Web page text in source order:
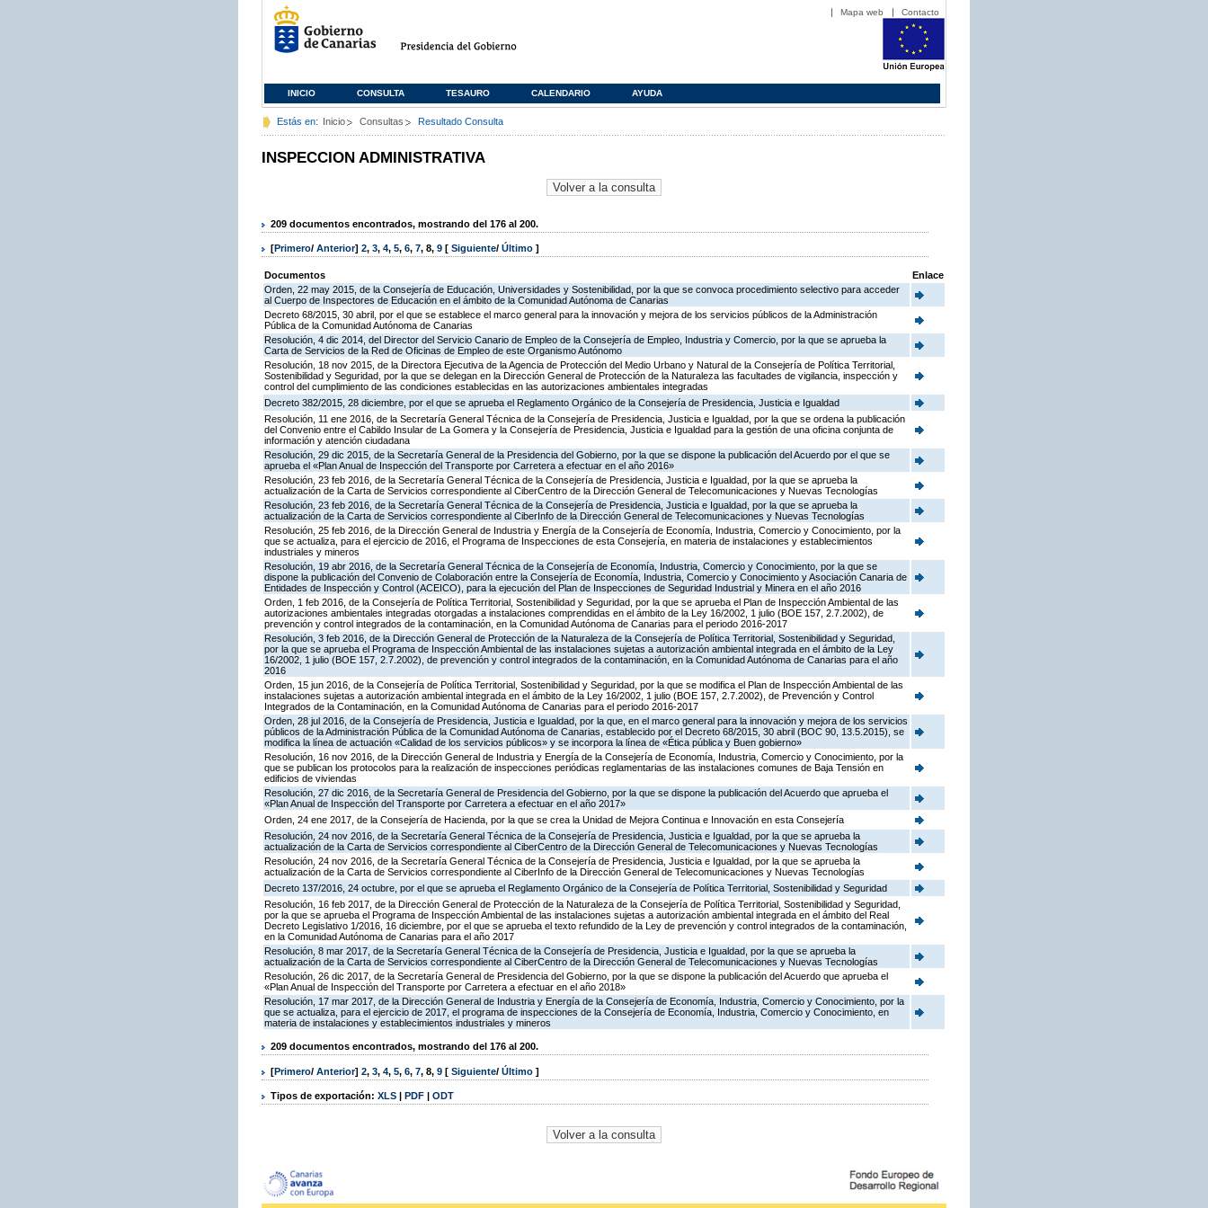
Mapa web Contacto
INICIO CONSULTA TESAURO CALENDARIO AYUDA
Estás en: Inicio Consultas Resultado Consulta
INSPECCION ADMINISTRATIVA
209 documentos encontrados, mostrando del 176 al 200.
[Primero/ Anterior] 2, 3, 4, 5, 6, 7, 8, 9 [ Siguiente/ Último ]
Documentos
Enlace
Orden, 22 may 2015, de la Consejería de Educación, Universidades y Sostenibilidad, por la que se convoca procedimiento selectivo para acceder
al Cuerpo de Inspectores de Educación en el ámbito de la Comunidad Autónoma de Canarias
Decreto 68/2015, 30 abril, por el que se establece el marco general para la innovación y mejora de los servicios públicos de la Administración
Pública de la Comunidad Autónoma de Canarias
Resolución, 4 dic 2014, del Director del Servicio Canario de Empleo de la Consejería de Empleo, Industria y Comercio, por la que se aprueba la
Carta de Servicios de la Red de Oficinas de Empleo de este Organismo Autónomo
Resolución, 18 nov 2015, de la Directora Ejecutiva de la Agencia de Protección del Medio Urbano y Natural de la Consejería de Política Territorial,
Sostenibilidad y Seguridad, por la que se delegan en la Dirección General de Protección de la Naturaleza las facultades de vigilancia, inspección y
control del cumplimiento de las condiciones establecidas en las autorizaciones ambientales integradas
Decreto 382/2015, 28 diciembre, por el que se aprueba el Reglamento Orgánico de la Consejería de Presidencia, Justicia e Igualdad
Resolución, 11 ene 2016, de la Secretaría General Técnica de la Consejería de Presidencia, Justicia e Igualdad, por la que se ordena la publicación
del Convenio entre el Cabildo Insular de La Gomera y la Consejería de Presidencia, Justicia e Igualdad para la gestión de una oficina conjunta de
información y atención ciudadana
Resolución, 29 dic 2015, de la Secretaría General de la Presidencia del Gobierno, por la que se dispone la publicación del Acuerdo por el que se
aprueba el «Plan Anual de Inspección del Transporte por Carretera a efectuar en el año 2016»
Resolución, 23 feb 2016, de la Secretaría General Técnica de la Consejería de Presidencia, Justicia e Igualdad, por la que se aprueba la
actualización de la Carta de Servicios correspondiente al CiberCentro de la Dirección General de Telecomunicaciones y Nuevas Tecnologías
Resolución, 23 feb 2016, de la Secretaría General Técnica de la Consejería de Presidencia, Justicia e Igualdad, por la que se aprueba la
actualización de la Carta de Servicios correspondiente al CiberInfo de la Dirección General de Telecomunicaciones y Nuevas Tecnologías
Resolución, 25 feb 2016, de la Dirección General de Industria y Energía de la Consejería de Economía, Industria, Comercio y Conocimiento, por la
que se actualiza, para el ejercicio de 2016, el Programa de Inspecciones de esta Consejería, en materia de instalaciones y establecimientos
industriales y mineros
Resolución, 19 abr 2016, de la Secretaría General Técnica de la Consejería de Economía, Industria, Comercio y Conocimiento, por la que se
dispone la publicación del Convenio de Colaboración entre la Consejería de Economía, Industria, Comercio y Conocimiento y Asociación Canaria de
Entidades de Inspección y Control (ACEICO), para la ejecución del Plan de Inspecciones de Seguridad Industrial y Minera en el año 2016
Orden, 1 feb 2016, de la Consejería de Política Territorial, Sostenibilidad y Seguridad, por la que se aprueba el Plan de Inspección Ambiental de las
autorizaciones ambientales integradas otorgadas a instalaciones comprendidas en el ámbito de la Ley 16/2002, 1 julio (BOE 157, 2.7.2002), de
prevención y control integrados de la contaminación, en la Comunidad Autónoma de Canarias para el periodo 2016-2017
Resolución, 3 feb 2016, de la Dirección General de Protección de la Naturaleza de la Consejería de Política Territorial, Sostenibilidad y Seguridad,
por la que se aprueba el Programa de Inspección Ambiental de las instalaciones sujetas a autorización ambiental integrada en el ámbito de la Ley
16/2002, 1 julio (BOE 157, 2.7.2002), de prevención y control integrados de la contaminación, en la Comunidad Autónoma de Canarias para el año
2016
Orden, 15 jun 2016, de la Consejería de Política Territorial, Sostenibilidad y Seguridad, por la que se modifica el Plan de Inspección Ambiental de las
instalaciones sujetas a autorización ambiental integrada en el ámbito de la Ley 16/2002, 1 julio (BOE 157, 2.7.2002), de Prevención y Control
Integrados de la Contaminación, en la Comunidad Autónoma de Canarias para el periodo 2016-2017
Orden, 28 jul 2016, de la Consejería de Presidencia, Justicia e Igualdad, por la que, en el marco general para la innovación y mejora de los servicios
públicos de la Administración Pública de la Comunidad Autónoma de Canarias, establecido por el Decreto 68/2015, 30 abril (BOC 90, 13.5.2015), se
modifica la línea de actuación «Calidad de los servicios públicos» y se incorpora la línea de «Ética pública y Buen gobierno»
Resolución, 16 nov 2016, de la Dirección General de Industria y Energía de la Consejería de Economía, Industria, Comercio y Conocimiento, por la
que se publican los protocolos para la realización de inspecciones periódicas reglamentarias de las instalaciones comunes de Baja Tensión en
edificios de viviendas
Resolución, 27 dic 2016, de la Secretaría General de Presidencia del Gobierno, por la que se dispone la publicación del Acuerdo que aprueba el
«Plan Anual de Inspección del Transporte por Carretera a efectuar en el año 2017»
Orden, 24 ene 2017, de la Consejería de Hacienda, por la que se crea la Unidad de Mejora Continua e Innovación en esta Consejería
Resolución, 24 nov 2016, de la Secretaría General Técnica de la Consejería de Presidencia, Justicia e Igualdad, por la que se aprueba la
actualización de la Carta de Servicios correspondiente al CiberCentro de la Dirección General de Telecomunicaciones y Nuevas Tecnologías
Resolución, 24 nov 2016, de la Secretaría General Técnica de la Consejería de Presidencia, Justicia e Igualdad, por la que se aprueba la
actualización de la Carta de Servicios correspondiente al CiberInfo de la Dirección General de Telecomunicaciones y Nuevas Tecnologías
Decreto 137/2016, 24 octubre, por el que se aprueba el Reglamento Orgánico de la Consejería de Política Territorial, Sostenibilidad y Seguridad
Resolución, 16 feb 2017, de la Dirección General de Protección de la Naturaleza de la Consejería de Política Territorial, Sostenibilidad y Seguridad,
por la que se aprueba el Programa de Inspección Ambiental de las instalaciones sujetas a autorización ambiental integrada en el ámbito del Real
Decreto Legislativo 1/2016, 16 diciembre, por el que se aprueba el texto refundido de la Ley de prevención y control integrados de la contaminación,
en la Comunidad Autónoma de Canarias para el año 2017
Resolución, 8 mar 2017, de la Secretaría General Técnica de la Consejería de Presidencia, Justicia e Igualdad, por la que se aprueba la
actualización de la Carta de Servicios correspondiente al CiberCentro de la Dirección General de Telecomunicaciones y Nuevas Tecnologías
Resolución, 26 dic 2017, de la Secretaría General de Presidencia del Gobierno, por la que se dispone la publicación del Acuerdo que aprueba el
«Plan Anual de Inspección del Transporte por Carretera a efectuar en el año 2018»
Resolución, 17 mar 2017, de la Dirección General de Industria y Energía de la Consejería de Economía, Industria, Comercio y Conocimiento, por la
que se actualiza, para el ejercicio de 2017, el programa de inspecciones de la Consejería de Economía, Industria, Comercio y Conocimiento, en
materia de instalaciones y establecimientos industriales y mineros
209 documentos encontrados, mostrando del 176 al 200.
[Primero/ Anterior] 2, 3, 4, 5, 6, 7, 8, 9 [ Siguiente/ Último ]
Tipos de exportación: XLS | PDF | ODT